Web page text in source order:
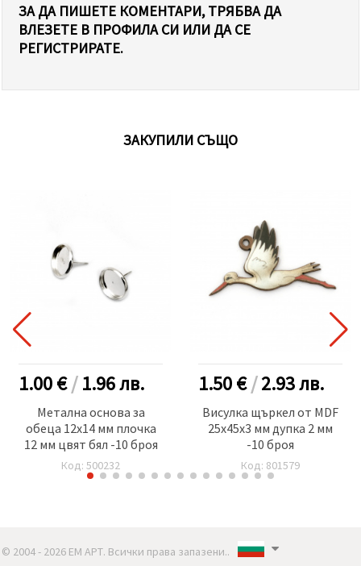
ЗА ДА ПИШЕТЕ КОМЕНТАРИ, ТРЯБВА ДА
ВЛЕЗЕТЕ В ПРОФИЛА СИ ИЛИ ДА СЕ
РЕГИСТРИРАТЕ.
ЗАКУПИЛИ СЪЩО
1.00 €/1.96лв.
Метална основа за
обеца 12x14 мм плочка
12 мм цвят бял -10 броя
Код: 500232
1.50 €/2.93лв.
Висулка щъркел от MDF
25x45x3 мм дупка 2 мм
-10 броя
Код: 801579
© 2004 - 2026 ЕМ АРТ. Всички права запазени..